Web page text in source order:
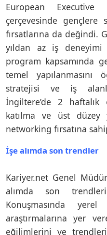
European Executive
çerçevesinde gençlere
fırsatlarına da değindi.
yıldan az iş
program kapsamında
temel yapılanmasını
stratejisi ve iş
İngiltere’de 2 haftalık
katılma ve üst düzey
networking fırsatına
İşe alımda son trendler
Kariyer.net Genel
alımda son
Konuşmasında
araştırmalarına yer
eğilimlerini ve